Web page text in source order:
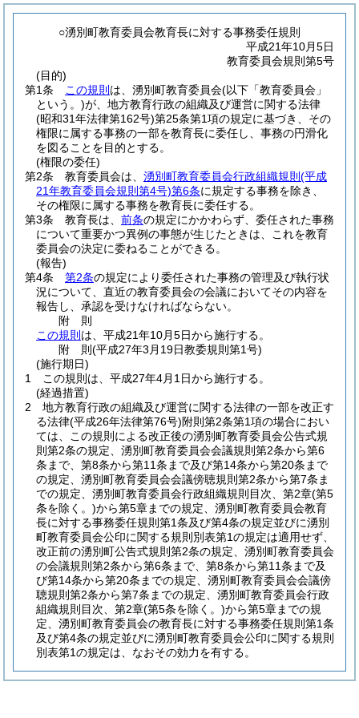
○湧別町教育委員会教育長に対する事務委任規則
平成21年10月5日
教育委員会規則第5号
(目的)
第1条
この規則 は、湧別町教育委員会(以下「教育委員会」
という。)が、地方教育行政の組織及び運営に関する法律
(昭和31年法律第162号)第25条第1項の規定に基づき、その
権限に属する事務の一部を教育長に委任し、事務の円滑化
を図ることを目的とする。
(権限の委任)
第2条
教育委員会は、 湧別町教育委員会行政組織規則 (平成
21年教育委員会規則第4号)第6条に規定する事務を除き、
その権限に属する事務を教育長に委任する。
第3条
教育長は、 前条の規定にかかわらず、委任された事務
について重要かつ異例の事態が生じたときは、これを教育
委員会の決定に委ねることができる。
(報告)
第4条
第2条の規定により委任された事務の管理及び執行状
況について、直近の教育委員会の会議においてその内容を
報告し、承認を受けなければならない。
附 則
この規則 は、平成21年10月5日から施行する。
附 則(平成27年3月19日教委規則第1号)
(施行期日)
1
この規則は、平成27年4月1日から施行する。
(経過措置)
2
地方教育行政の組織及び運営に関する法律の一部を改正す
る法律(平成26年法律第76号)附則第2条第1項の場合におい
ては、この規則による改正後の湧別町教育委員会公告式規
則第2条の規定、湧別町教育委員会会議規則第2条から第6
条まで、第8条から第11条まで及び第14条から第20条まで
の規定、湧別町教育委員会会議傍聴規則第2条から第7条ま
での規定、湧別町教育委員会行政組織規則目次、第2章(第5
条を除く。)から第5章までの規定、湧別町教育委員会教育
長に対する事務委任規則第1条及び第4条の規定並びに湧別
町教育委員会公印に関する規則別表第1の規定は適用せず、
改正前の湧別町公告式規則第2条の規定、湧別町教育委員会
の会議規則第2条から第6条まで、第8条から第11条まで及
び第14条から第20条までの規定、湧別町教育委員会会議傍
聴規則第2条から第7条までの規定、湧別町教育委員会行政
組織規則目次、第2章(第5条を除く。)から第5章までの規
定、湧別町教育委員会の教育長に対する事務委任規則第1条
及び第4条の規定並びに湧別町教育委員会公印に関する規則
別表第1の規定は、なおその効力を有する。